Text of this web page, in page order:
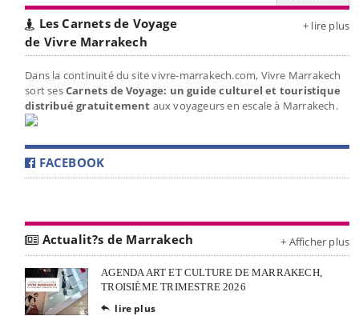
Les Carnets de Voyage
de Vivre Marrakech
+ lire plus
Dans la continuité du site vivre-marrakech.com, Vivre Marrakech
sort sesCarnets de Voyage: un guide culturel et touristique
distribué gratuitement aux voyageurs en escale à Marrakech.
FACEBOOK
Actualit?s de Marrakech + Afficher plus
AGENDA ART ET CULTURE DE MARRAKECH,
TROISIÈME TRIMESTRE 2026
 lire plus